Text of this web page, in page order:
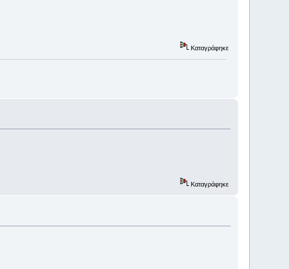
Καταγράφηκε
Καταγράφηκε